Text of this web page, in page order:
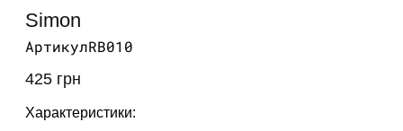
медіа
1
у
модальному
вікні
Simon
АртикулАртикул:
RB010
звичайна
425 грн
Характеристики: